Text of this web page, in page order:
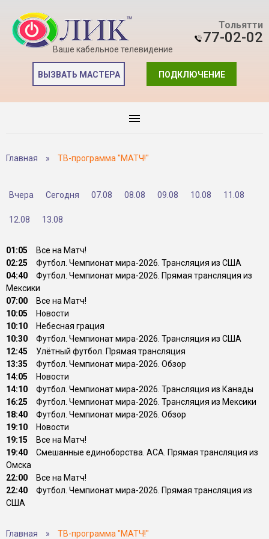
Ваше кабельное телевидение
Тольятти
77-02-02
ПОДКЛЮЧЕНИЕ
ВЫЗВАТЬ МАСТЕРА
Главная » ТВ-программа "МАТЧ!"
Вчера Сегодня 07.08 08.08 09.08 10.08 11.08
12.08 13.08
01:05
Все на Матч!
02:25
Футбол. Чемпионат мира-2026. Трансляция из США
04:40
Футбол. Чемпионат мира-2026. Прямая трансляция из
Мексики
07:00
Все на Матч!
10:05
Новости
10:10
Небесная грация
10:30
Футбол. Чемпионат мира-2026. Трансляция из США
12:45
Улётный футбол. Прямая трансляция
13:35
Футбол. Чемпионат мира-2026. Обзор
14:05
Новости
14:10
Футбол. Чемпионат мира-2026. Трансляция из Канады
16:25
Футбол. Чемпионат мира-2026. Трансляция из Мексики
18:40
Футбол. Чемпионат мира-2026. Обзор
19:10
Новости
19:15
Все на Матч!
19:40
Смешанные единоборства. АСА. Прямая трансляция из
Омска
22:00
Все на Матч!
22:40
Футбол. Чемпионат мира-2026. Прямая трансляция из
США
Главная » ТВ-программа "МАТЧ!"